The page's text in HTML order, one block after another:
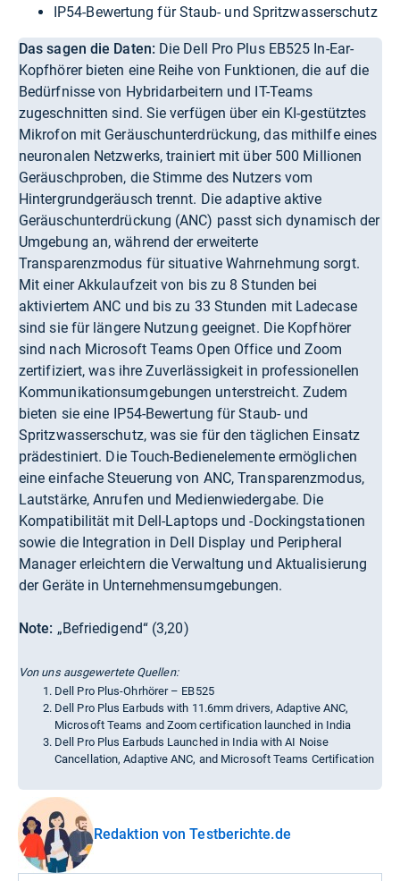
IP54-Bewertung für Staub- und Spritzwasserschutz
Das sagen die Daten: Die Dell Pro Plus EB525 In-Ear-
Kopfhörer bieten eine Reihe von Funktionen, die auf die
Bedürfnisse von Hybridarbeitern und IT-Teams
zugeschnitten sind. Sie verfügen über ein KI-gestütztes
Mikrofon mit Geräuschunterdrückung, das mithilfe eines
neuronalen Netzwerks, trainiert mit über 500 Millionen
Geräuschproben, die Stimme des Nutzers vom
Hintergrundgeräusch trennt. Die adaptive aktive
Geräuschunterdrückung (ANC) passt sich dynamisch der
Umgebung an, während der erweiterte
Transparenzmodus für situative Wahrnehmung sorgt.
Mit einer Akkulaufzeit von bis zu 8 Stunden bei
aktiviertem ANC und bis zu 33 Stunden mit Ladecase
sind sie für längere Nutzung geeignet. Die Kopfhörer
sind nach Microsoft Teams Open Office und Zoom
zertifiziert, was ihre Zuverlässigkeit in professionellen
Kommunikationsumgebungen unterstreicht. Zudem
bieten sie eine IP54-Bewertung für Staub- und
Spritzwasserschutz, was sie für den täglichen Einsatz
prädestiniert. Die Touch-Bedienelemente ermöglichen
eine einfache Steuerung von ANC, Transparenzmodus,
Lautstärke, Anrufen und Medienwiedergabe. Die
Kompatibilität mit Dell-Laptops und -Dockingstationen
sowie die Integration in Dell Display und Peripheral
Manager erleichtern die Verwaltung und Aktualisierung
der Geräte in Unternehmensumgebungen.
Note: „Befriedigend“ (3,20)
Von uns ausgewertete Quellen:
Dell Pro Plus-Ohrhörer – EB525
Dell Pro Plus Earbuds with 11.6mm drivers, Adaptive ANC,
Microsoft Teams and Zoom certification launched in India
Dell Pro Plus Earbuds Launched in India with AI Noise
Cancellation, Adaptive ANC, and Microsoft Teams Certification
Redaktion von Testberichte.de